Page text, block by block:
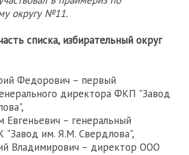
округу №11.
списка, избирательный округ
Федорович – первый
директора ФКП "Завод
Евгеньевич – генеральный
им. Я.М. Свердлова",
Владимирович – директор ООО